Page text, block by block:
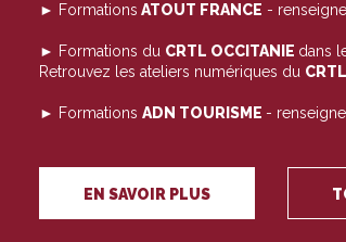
► Formations ATOUT FRANCE -
► Formations du CRTL OCCITANIE dans
Retrouvez les ateliers numériques du
► Formations ADN TOURISME -
EN SAVOIR PLUS